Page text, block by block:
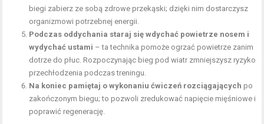
biegi zabierz ze sobą zdrowe przekąski; dzięki nim dostarczysz
organizmowi potrzebnej energii.
Podczas oddychania staraj się wdychać powietrze nosem i
wydychać ustami – ta technika pomoże ogrzać powietrze zanim
dotrze do płuc. Rozpoczynając bieg pod wiatr zmniejszysz ryzyko
przechłodzenia podczas treningu.
Na koniec pamiętaj o wykonaniu ćwiczeń rozciągających po
zakończonym biegu; to pozwoli zredukować napięcie mięśniowe i
poprawić regenerację.